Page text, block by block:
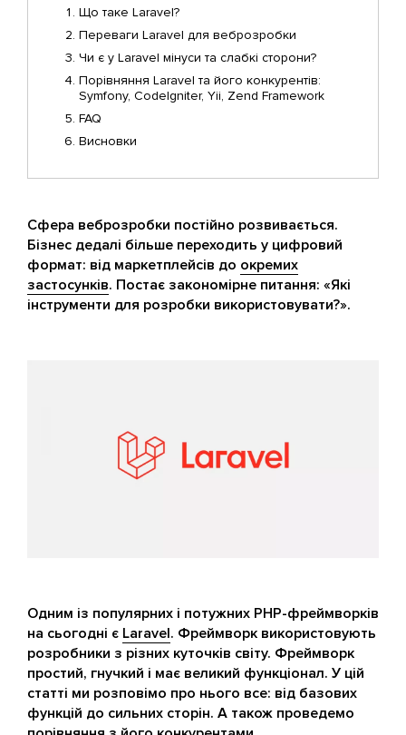
Що таке Laravel?
Переваги Laravel для веброзробки
Чи є у Laravel мінуси та слабкі сторони?
Порівняння Laravel та його конкурентів:
Symfony, CodeIgniter, Yii, Zend Framework
FAQ
Висновки
Сфера веброзробки постійно розвивається.
Бізнес дедалі більше переходить у цифровий
формат: від маркетплейсів до окремих
застосунків. Постає закономірне питання: «Які
інструменти для розробки використовувати?».
Одним із популярних і потужних PHP-фреймворків
на сьогодні є Laravel. Фреймворк використовують
розробники з різних куточків світу. Фреймворк
простий, гнучкий і має великий функціонал. У цій
статті ми розповімо про нього все: від базових
функцій до сильних сторін. А також проведемо